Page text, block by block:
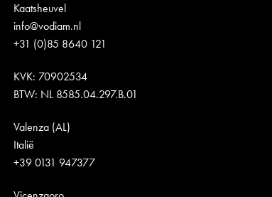
Kaatsheuvel
info@vodiam.nl
+31 (0)85 8640 121
KVK: 70902534
BTW: NL 8585.04.297.B.01
Valenza (AL)
Italië
+39 0131 947377